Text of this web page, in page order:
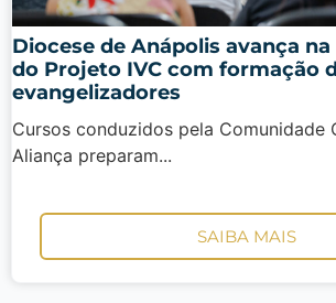
Diocese de Anápolis avança
do Projeto IVC com formação
evangelizadores
Cursos conduzidos pela Comunidade
Aliança preparam...
SAIBA MAIS